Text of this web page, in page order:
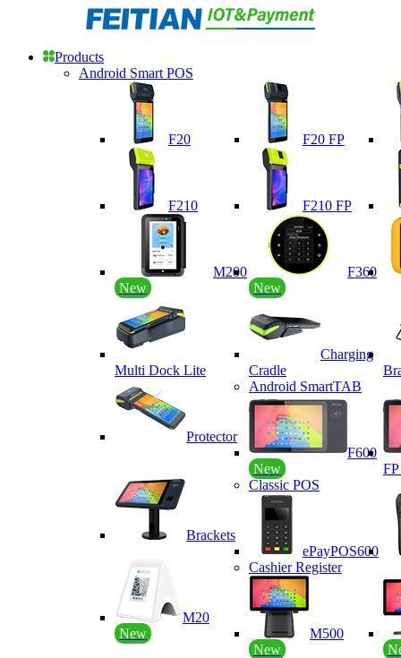
Products
Android Smart POS
F20 F20 FP
F210 F210 FP
M200
New
F360
New
Multi Dock Lite
Charging
Cradle
Protector
Android SmartTAB
F600
New
FP
Brackets
Classic POS
ePayPOS600
M20
New
Cashier Register
M500
New